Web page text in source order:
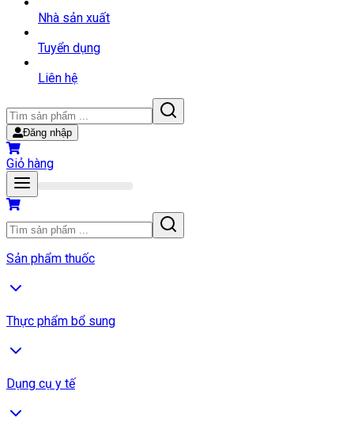
Nhà sản xuất
Tuyển dụng
Liên hệ
Đăng nhập
Giỏ hàng
Sản phẩm thuốc
Thực phẩm bổ sung
Dụng cụ y tế